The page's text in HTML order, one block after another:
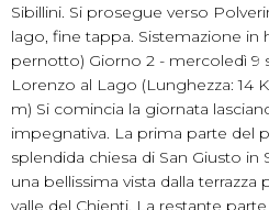
Sibillini. Si prosegue verso
lago, fine tappa. Sistemazione in
pernotto) Giorno 2 - mercoledì 9
Lorenzo al Lago (Lunghezza: 14
m) Si comincia la giornata
impegnativa. La prima parte del
splendida chiesa di San Giusto
una bellissima vista dalla
valle del Chienti. La restante